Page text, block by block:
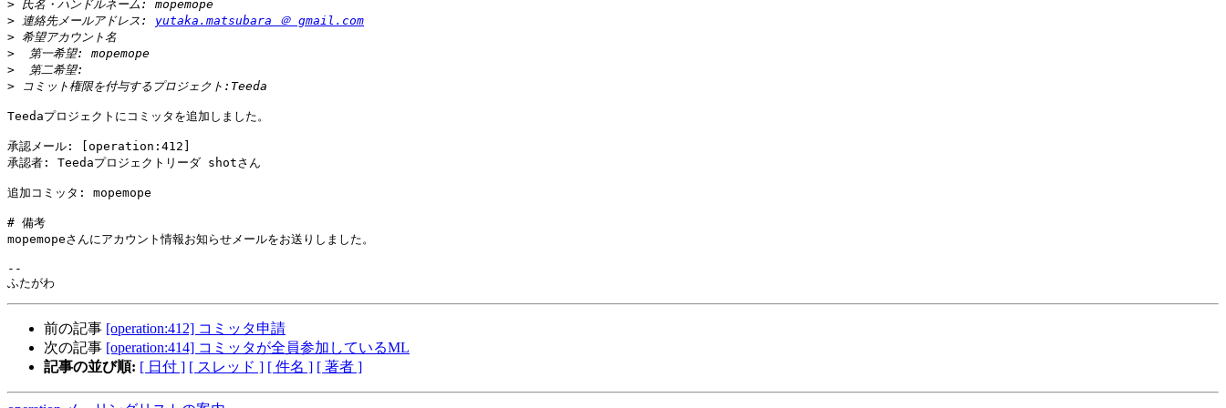
>
> 連絡先メールアドレス: yutaka.matsubara ＠ gmail.com
>
>
>
>
Teedaプロジェクトにコミッタを追加しました。
承認メール: [operation:412]
承認者: Teedaプロジェクトリーダ shotさん
追加コミッタ: mopemope
# 備考
mopemopeさんにアカウント情報お知らせメールをお送りしました。
--
前の記事 [operation:412] コミッタ申請
次の記事 [operation:414] コミッタが全員参加しているML
記事の並び順: [ 日付 ] [ スレッド ] [ 件名 ] [ 著者 ]